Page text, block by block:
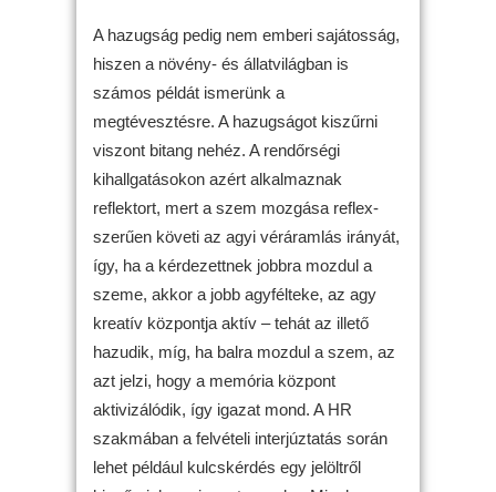
A hazugság pedig nem emberi sajátosság,
hiszen a növény- és állatvilágban is
számos példát ismerünk a
megtévesztésre. A hazugságot kiszűrni
viszont bitang nehéz. A rendőrségi
kihallgatásokon azért alkalmaznak
reflektort, mert a szem mozgása reflex-
szerűen követi az agyi véráramlás irányát,
így, ha a kérdezettnek jobbra mozdul a
szeme, akkor a jobb agyfélteke, az agy
kreatív központja aktív – tehát az illető
hazudik, míg, ha balra mozdul a szem, az
azt jelzi, hogy a memória központ
aktivizálódik, így igazat mond. A HR
szakmában a felvételi interjúztatás során
lehet például kulcskérdés egy jelöltről